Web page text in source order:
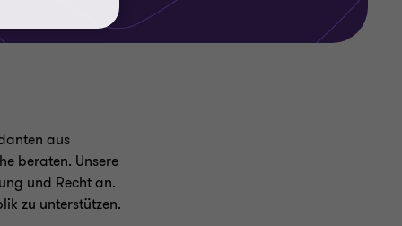
aus
beraten. Unsere
und Recht an.
zu unterstützen.